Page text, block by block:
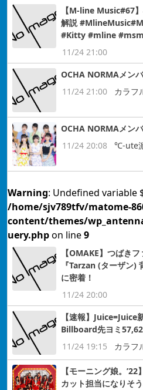
【M-line Music#67
解説
#Kitty #mline
11/24 21:00
OCHA NORMAメン
11/24 21:00
カラフ
OCHA NORMAメン
11/24 20:08
℃-ute
Warning: Undefined variable
/home/sjv789tfv/matome-
content/themes/
uery.phpon line9
【OMAKE】つばき
『Tarzan (ターザン)
に密着！
11/24 20:00
【速報】Juice=Juice
Billboard先ヨミ
11/24 19:15
カラフ
【モーニング娘。
カット担当になりそ